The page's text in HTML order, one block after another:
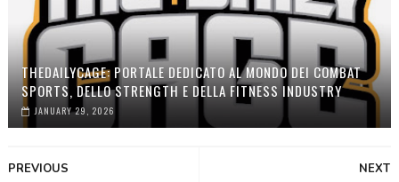
THEDAILYCAGE: PORTALE DEDICATO AL MONDO DEI COMBAT
SPORTS, DELLO STRENGTH E DELLA FITNESS INDUSTRY
JANUARY 29, 2026
NEXT
PREVIOUS